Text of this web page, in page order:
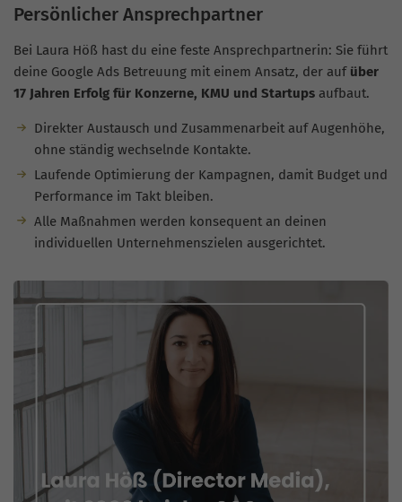
Persönlicher Ansprechpartner
Bei Laura Höß hast du eine feste Ansprechpartnerin: Sie führt
deine Google Ads Betreuung mit einem Ansatz, der auf über
17 Jahren Erfolg für Konzerne, KMU und Startups aufbaut.
Direkter Austausch und Zusammenarbeit auf Augenhöhe,
ohne ständig wechselnde Kontakte.
Laufende Optimierung der Kampagnen, damit Budget und
Performance im Takt bleiben.
Alle Maßnahmen werden konsequent an deinen
individuellen Unternehmenszielen ausgerichtet.